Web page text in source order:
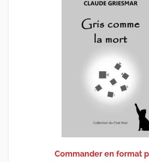
Commander en format